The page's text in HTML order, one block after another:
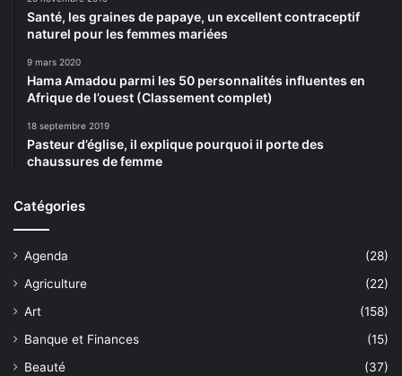
Santé, les graines de papaye, un excellent contraceptif
naturel pour les femmes mariées
9 mars 2020
Hama Amadou parmi les 50 personnalités influentes en
Afrique de l’ouest (Classement complet)
18 septembre 2019
Pasteur d’église, il explique pourquoi il porte des
chaussures de femme
Catégories
Agenda
(28)
Agriculture
(22)
Art
(158)
Banque et Finances
(15)
Beauté
(37)